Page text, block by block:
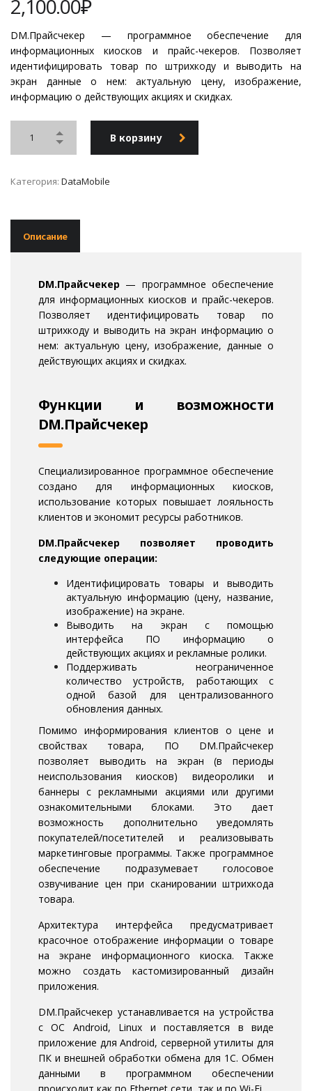
2,100.00₽
DM.Прайсчекер — программное обеспечение для
информационных киосков и прайс-чекеров. Позволяет
идентифицировать товар по штрихкоду и выводить на
экран данные о нем: актуальную цену, изображение,
информацию о действующих акциях и скидках.
В корзину
Категория: DataMobile
Описание
DM.Прайсчекер — программное обеспечение
для информационных киосков и прайс-чекеров.
Позволяет идентифицировать товар по
штрихкоду и выводить на экран информацию о
нем: актуальную цену, изображение, данные о
действующих акциях и скидках.
Функции и возможности
DM.Прайсчекер
Специализированное программное обеспечение
создано для информационных киосков,
использование которых повышает лояльность
клиентов и экономит ресурсы работников.
DM.Прайсчекер позволяет проводить
следующие операции:
Идентифицировать товары и выводить
актуальную информацию (цену, название,
изображение) на экране.
Выводить на экран с помощью
интерфейса ПО информацию о
действующих акциях и рекламные ролики.
Поддерживать неограниченное
количество устройств, работающих с
одной базой для централизованного
обновления данных.
Помимо информирования клиентов о цене и
свойствах товара, ПО DM.Прайсчекер
позволяет выводить на экран (в периоды
неиспользования киосков) видеоролики и
баннеры с рекламными акциями или другими
ознакомительными блоками. Это дает
возможность дополнительно уведомлять
покупателей/посетителей и реализовывать
маркетинговые программы. Также программное
обеспечение подразумевает голосовое
озвучивание цен при сканировании штрихкода
товара.
Архитектура интерфейса предусматривает
красочное отображение информации о товаре
на экране информационного киоска. Также
можно создать кастомизированный дизайн
приложения.
DM.Прайсчекер устанавливается на устройства
с ОС Android, Linux и поставляется в виде
приложение для Android, серверной утилиты для
ПК и внешней обработки обмена для 1С. Обмен
данными в программном обеспечении